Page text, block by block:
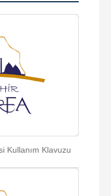
Kullanım Klavuzu